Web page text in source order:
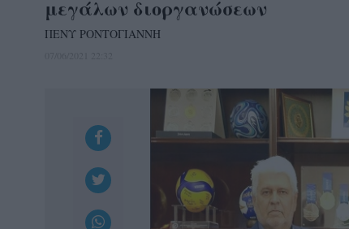
μεγάλων διοργανώσεων
ΠΕΝΥ ΡΟΝΤΟΓΙΑΝΝΗ